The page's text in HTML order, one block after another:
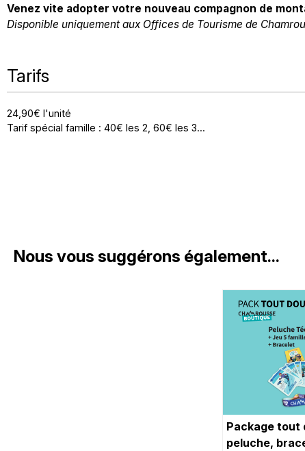
Venez vite adopter votre nouveau compagnon de
Disponible uniquement aux Offices de Tourisme de
Tarifs
24,90€ l'unité
Tarif spécial famille : 40€ les 2, 60€ les 3...
Nous vous suggérons également...
Package tout
peluche,